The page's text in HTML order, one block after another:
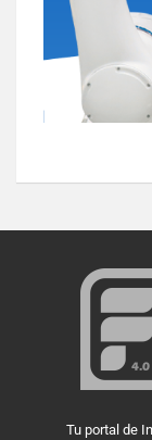
Tu portal de